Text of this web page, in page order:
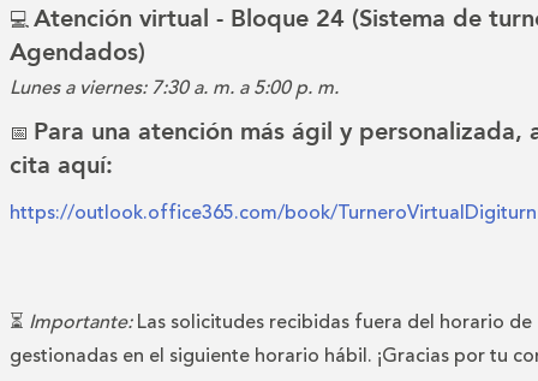
💻Atención virtual - Bloque 24 (Sistema de
Agendados)
Lunes a viernes: 7:30 a. m. a 5:00 p. m.
📅 Para una atención más ágil y personalizada,
cita aquí:
https://outlook.office365.com/book/
⏳ Importante:Las solicitudes recibidas fuera del horario de
gestionadas en el siguiente horario hábil. ¡Gracias por tu